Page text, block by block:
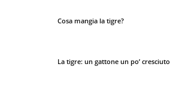
Cosa mangia la tigre?
La tigre: un gattone un po’ cresciuto